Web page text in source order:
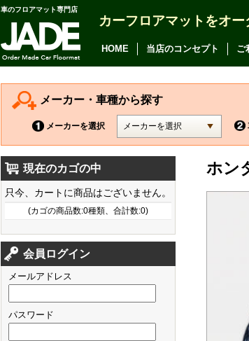
車のフロアマット専門店
カーフロアマットをオー
HOME 当店のコンセプト ご
メーカー・車種から探す
メーカーを選択
ホン
現在のカゴの中
只今、カートに商品はございません。
(カゴの商品数:0種類、合計数:0)
会員ログイン
メールアドレス
パスワード
CT200h
HS250h
GS
アルファード
ヴェルファイア
カムリ
カローラ アクシオ
プレミオ
プリウス
SAI
クラウン アスリート
クラウン マジェスタ
クラウン ロイヤル
アベンシス
デイズ
デイズ ルークス
ジューク
ノート
キューブ
フィット
シャトル
ジェイド
フレア